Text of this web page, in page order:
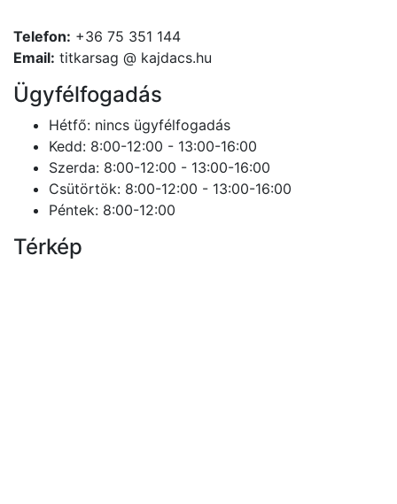
Telefon: +36 75 351 144
Email: titkarsag @ kajdacs.hu
Ügyfélfogadás
Hétfő: nincs ügyfélfogadás
Kedd: 8:00-12:00 - 13:00-16:00
Szerda: 8:00-12:00 - 13:00-16:00
Csütörtök: 8:00-12:00 - 13:00-16:00
Péntek: 8:00-12:00
Térkép